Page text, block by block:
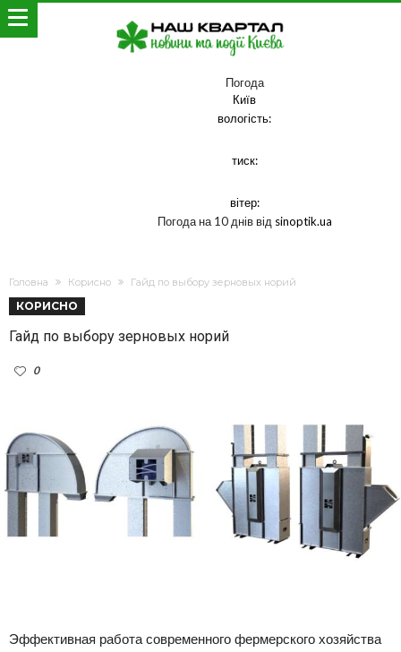
Погода
Київ
вологість:
тиск:
вітер:
Погода на 10 днів від sinoptik.ua
Головна Корисно Гайд по выбору зерновых норий
КОРИСНО
Гайд по выбору зерновых норий
0
Эффективная работа современного фермерского хозяйства